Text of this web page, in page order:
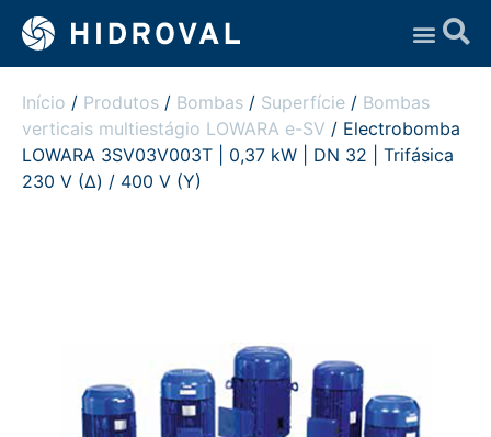
Início / Produtos / Bombas / Superfície / Bombas
verticais multiestágio LOWARA e-SV / Electrobomba
LOWARA 3SV03V003T | 0,37 kW | DN 32 | Trifásica
230 V (Δ) / 400 V (Y)